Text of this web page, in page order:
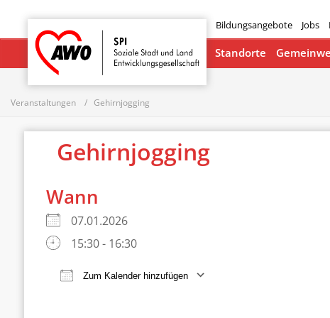
Bildungsangebote Jobs
Startseite
Standorte
Veranstaltungen Gehirnjogging
Gehirnjogging
Wann
07.01.2026
15:30 - 16:30
Zum Kalender hinzufügen